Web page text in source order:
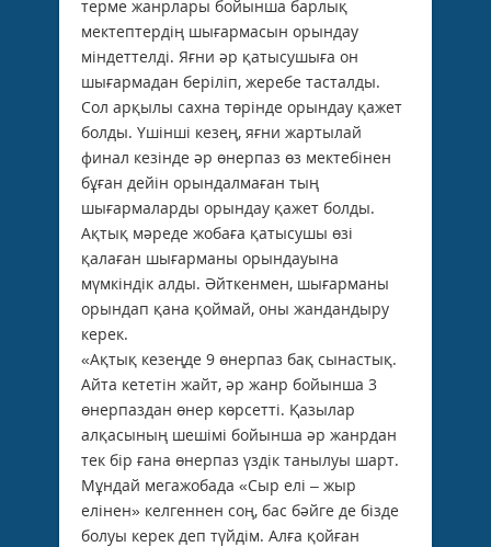
терме жанрлары бойынша барлық
мектептердің шығармасын орындау
міндеттелді. Яғни әр қатысушыға он
шығармадан беріліп, жеребе тасталды.
Сол арқылы сахна төрінде орындау қажет
болды. Үшінші кезең, яғни жартылай
финал кезінде әр өнерпаз өз мектебінен
бұған дейін орындалмаған тың
шығармаларды орындау қажет болды.
Ақтық мәреде жобаға қатысушы өзі
қалаған шығарманы орындауына
мүмкіндік алды. Әйткенмен, шығарманы
орындап қана қоймай, оны жандандыру
керек.
«Ақтық кезеңде 9 өнерпаз бақ сынастық.
Айта кететін жайт, әр жанр бойынша 3
өнерпаздан өнер көрсетті. Қазылар
алқасының шешімі бойынша әр жанрдан
тек бір ғана өнерпаз үздік танылуы шарт.
Мұндай мегажобада «Сыр елі – жыр
елінен» келгеннен соң, бас бәйге де бізде
болуы керек деп түйдім. Алға қойған